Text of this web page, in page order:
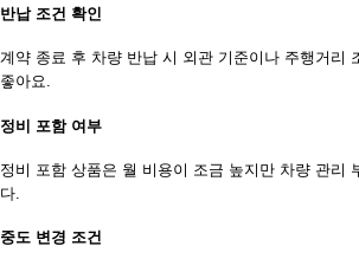
반납 조건 확인
계약 종료 후 차량 반납 시 외관 기준이나 주행거리
좋아요.
정비 포함 여부
정비 포함 상품은 월 비용이 조금 높지만 차량 관리
다.
중도 변경 조건